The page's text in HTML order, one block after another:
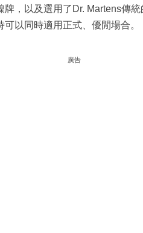
，以及選用了Dr. Martens傳
以同時適用正式、優閒場合。
廣告